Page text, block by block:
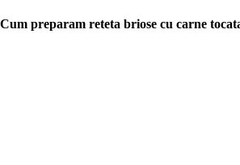
Cum preparam reteta briose cu carne